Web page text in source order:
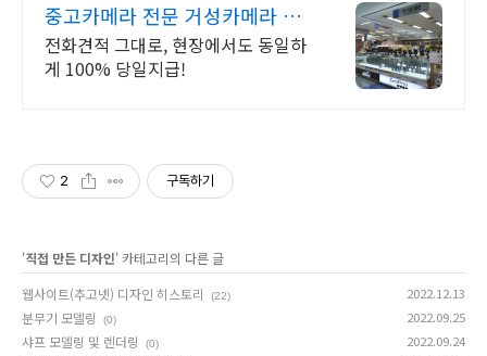
중고카메라 전문 거성카메라 투
명거래 최고가 매입 보장!
전화견적 그대로, 현장에서도 동일하
게 100% 당일지급!
2 구독하기
'직접 만든 디자인' 카테고리의 다른 글
웹사이트(추고넷) 디자인 히스토리
(22) 2022.12.13
분무기 모델링 (0) 2022.09.25
샤프 모델링 및 렌더링 (0) 2022.09.24